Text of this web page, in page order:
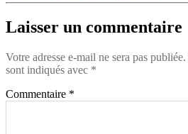
Laisser un commentaire
Votre adresse e-mail ne sera pas publiée.
sont indiqués avec *
Commentaire *